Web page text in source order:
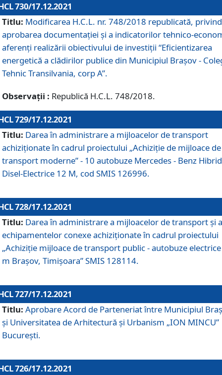
730/17.12.2021
Titlu: Modificarea H.C.L. nr. 748/2018 republicată, privind
aprobarea documentației și a indicatorilor tehnico-
aferenți realizării obiectivului de investiții “Eficientizarea
energetică a clădirilor publice din Municipiul Brașov -
Tehnic Transilvania, corp A”.
Observații : Republică H.C.L. 748/2018.
729/17.12.2021
Titlu: Darea în administrare a mijloacelor de transport
achiziționate în cadrul proiectului „Achiziţie de mijloace de
transport moderne” - 10 autobuze Mercedes - Benz Hibrid
Disel-Electrice 12 M, cod SMIS 126996.
728/17.12.2021
Titlu: Darea în administrare a mijloacelor de transport și a
echipamentelor conexe achiziționate în cadrul proiectului
„Achiziție mijloace de transport public - autobuze
m Brașov, Timișoara” SMIS 128114.
727/17.12.2021
Titlu: Aprobare Acord de Parteneriat între Municipiul
și Universitatea de Arhitectură și Urbanism „ION MINCU”
București.
726/17.12.2021